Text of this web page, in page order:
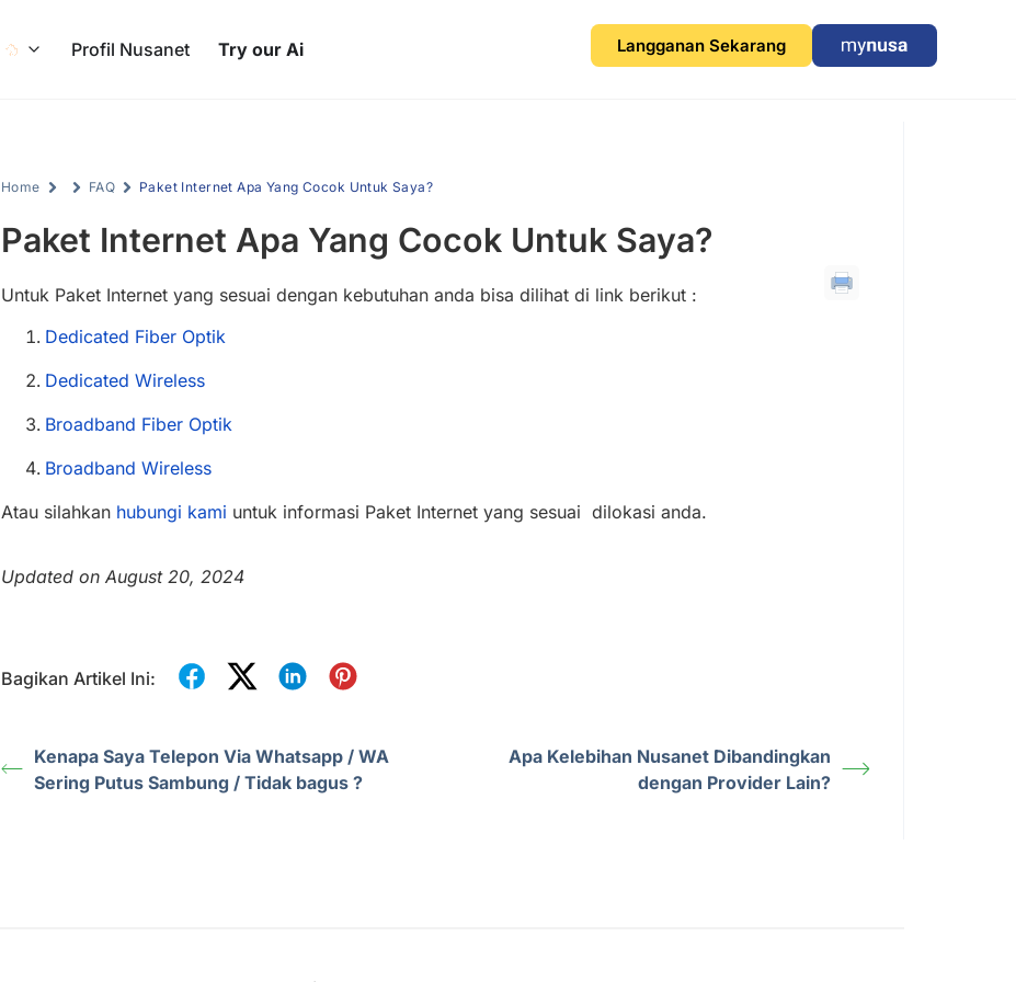
Profil Nusanet Try our Ai Langganan Sekarang
Home FAQ Paket Internet Apa Yang Cocok Untuk Saya?
Paket Internet Apa Yang Cocok Untuk Saya?
Untuk Paket Internet yang sesuai dengan kebutuhan anda bisa dilihat di link berikut :
Dedicated Fiber Optik
Dedicated Wireless
Broadband Fiber Optik
Broadband Wireless
Atau silahkan hubungi kami untuk informasi Paket Internet yang sesuai dilokasi anda.
Updated on August 20, 2024
Bagikan Artikel Ini:
Kenapa Saya Telepon Via Whatsapp / WA
Sering Putus Sambung / Tidak bagus ?
Apa Kelebihan Nusanet Dibandingkan
dengan Provider Lain?